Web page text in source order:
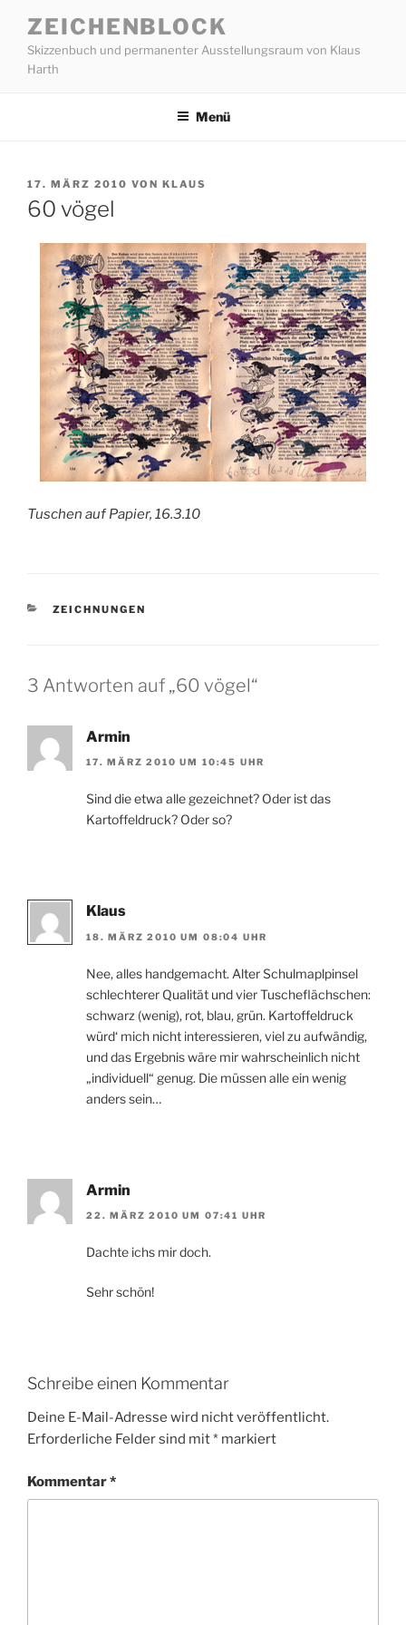
Inhalt
springen
ZEICHENBLOCK
Skizzenbuch und permanenter Ausstellungsraum von Klaus
Harth
Menü
VERÖFFENTLICHT
AM
17. MÄRZ 2010 VON KLAUS
60 vögel
Tuschen auf Papier, 16.3.10
KATEGORIEN
ZEICHNUNGEN
3 Antworten auf „60 vögel“
Armin
17. MÄRZ 2010 UM 10:45 UHR
Sind die etwa alle gezeichnet? Oder ist das
Kartoffeldruck? Oder so?
Klaus
18. MÄRZ 2010 UM 08:04 UHR
Nee, alles handgemacht. Alter Schulmaplpinsel
schlechterer Qualität und vier Tuscheflächschen:
schwarz (wenig), rot, blau, grün. Kartoffeldruck
würd‘ mich nicht interessieren, viel zu aufwändig,
und das Ergebnis wäre mir wahrscheinlich nicht
„individuell“ genug. Die müssen alle ein wenig
anders sein…
Armin
22. MÄRZ 2010 UM 07:41 UHR
Dachte ichs mir doch.
Sehr schön!
Schreibe einen Kommentar
Deine E-Mail-Adresse wird nicht veröffentlicht.
Erforderliche Felder sind mit* markiert
Kommentar*